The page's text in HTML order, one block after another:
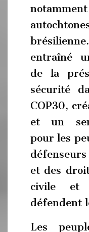
entraîné
de la
sécurité
COP30,
et un
pour les
et des
civile et
défendent
Les